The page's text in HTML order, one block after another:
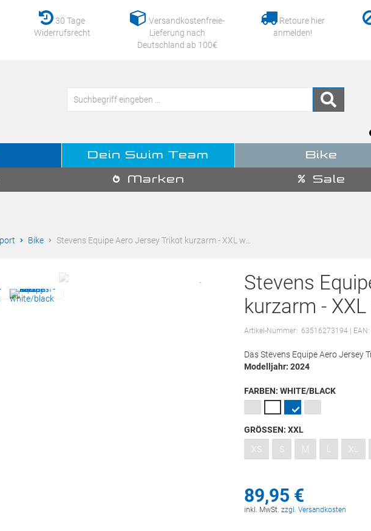
30 Tage
Widerrufsrecht
Versandkostenfreie-
Lieferung nach
Deutschland ab 100€
Retoure hier
anmelden!
Dein Swim Team Bike
Marken Sale
Bike Stevens Equipe Aero Jersey Trikot kurzarm - XXL w…
Stevens
kurzarm -
Artikel-Nummer: 63516273194 |
Das Stevens Equipe Aero Jersey
Modelljahr: 2024
FARBEN: WHITE/BLACK
GRÖSSEN: XXL
XS
S M XL
89,95 €
inkl. MwSt. zzgl. Versandkosten